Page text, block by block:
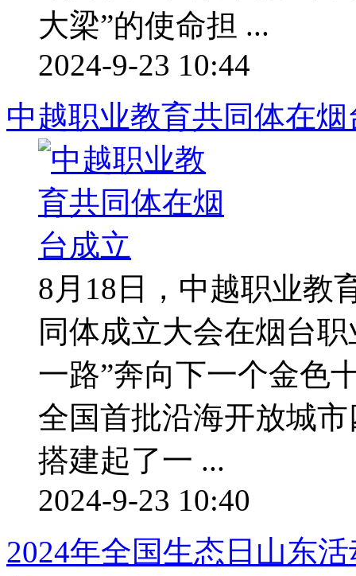
大梁”的使命担 ...
2024-9-23 10:44
中越职业教育共同体在烟
8月18日，中越职业教
同体成立大会在烟台
一路”奔向下一个金色
全国首批沿海开放城
搭建起了一 ...
2024-9-23 10:40
2024年全国生态日山东